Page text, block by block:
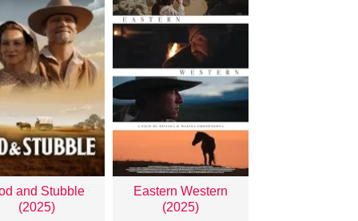
and Stubble
(2025)
Eastern Western
(2025)